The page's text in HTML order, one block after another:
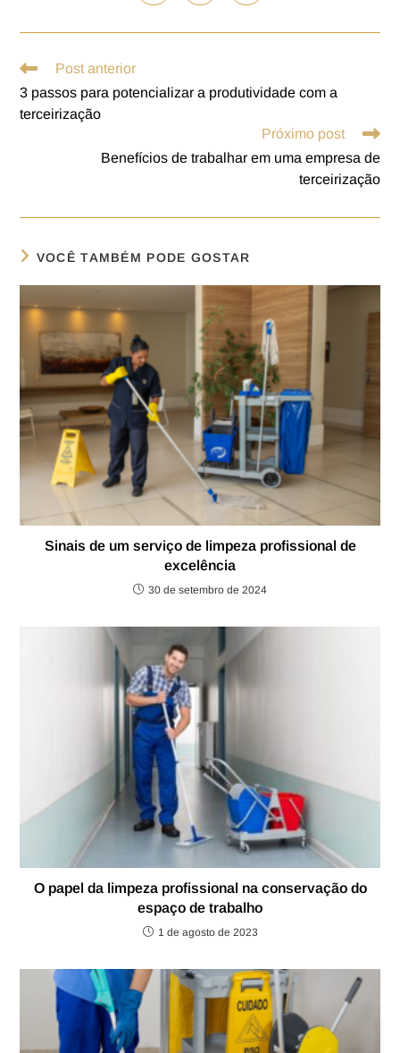
Post anterior
3 passos para potencializar a produtividade com a
terceirização
Próximo post
Benefícios de trabalhar em uma empresa de
terceirização
VOCÊ TAMBÉM PODE GOSTAR
Sinais de um serviço de limpeza profissional de
excelência
30 de setembro de 2024
O papel da limpeza profissional na conservação do
espaço de trabalho
1 de agosto de 2023